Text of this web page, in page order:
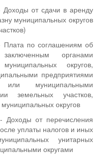
от сдачи в аренду
муниципальных округов
Плата по соглашениям об
органами
округов,
предприятиями
или муниципальными
земельных участков,
округов
Доходы от перечисления
уплаты налогов и иных
унитарных
округами